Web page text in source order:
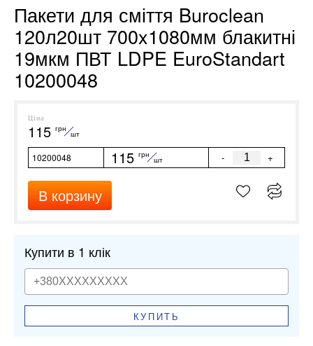
Пакети для сміття Buroclean
120л20шт 700x1080мм блакитні
19мкм ПВТ LDPE EuroStandart
10200048
Ціна
115 грн
шт
10200048 115 грн
шт - +
В корзину
Купити в 1 клік
КУПИТЬ